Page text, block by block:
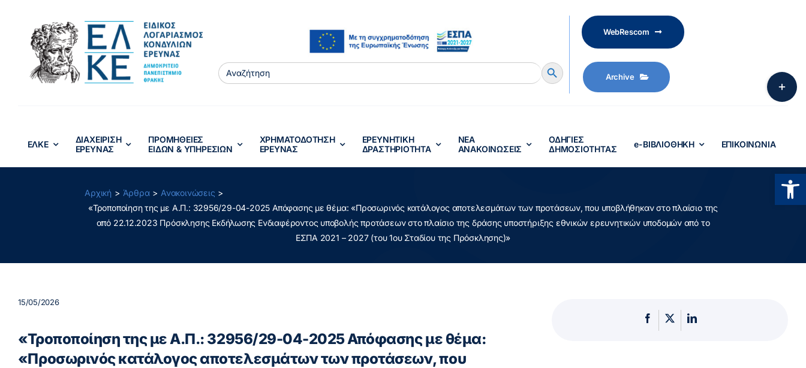
περιεχόμενο
Search
for:
Search Button
WebRescom
Archive
ΕΛΚΕ
ΔΙΑΧΕΙΡΙΣΗ
ΕΡΕΥΝΑΣ
ΠΡΟΜΗΘΕΙΕΣ
ΕΙΔΩΝ & ΥΠΗΡΕΣΙΩΝ
ΧΡΗΜΑΤΟΔΟΤΗΣΗ
ΕΡΕΥΝΑΣ
ΕΡΕΥΝΗΤΙΚΗ
ΔΡΑΣTΗΡΙΟΤΗΤΑ
ΝΕΑ
ΑΝΑΚΟΙΝΩΣΕΙΣ
ΟΔΗΓΙΕΣ
ΔΗΜΟΣΙΟΤΗΤΑΣ
e-ΒΙΒΛΙΟΘΗΚΗ ΕΠΙΚΟΙΝΩΝΙΑ
Αρχική Άρθρα
Ανακοινώσεις
«Τροποποίηση της με Α.Π.: 32956/29-04-2025 Απόφασης με θέμα: «Προσωρινός κατάλογος αποτελεσμάτων των προτάσεων, που υποβλήθηκαν στο πλαίσιο της
από 22.12.2023 Πρόσκλησης Εκδήλωσης Ενδιαφέροντος υποβολής προτάσεων στο πλαίσιο της δράσης υποστήριξης εθνικών ερευνητικών υποδομών από το
ΕΣΠΑ 2021 – 2027 (του 1ου Σταδίου της Πρόσκλησης)»
15/05/2026
«Τροποποίηση της με Α.Π.: 32956/29-04-2025 Απόφασης με θέμα:
«Προσωρινός κατάλογος αποτελεσμάτων των προτάσεων, που
Toggle
Sliding